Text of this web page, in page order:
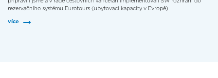
rezervačního systému Eurotours (ubytovací kapacity v Evropě)
více